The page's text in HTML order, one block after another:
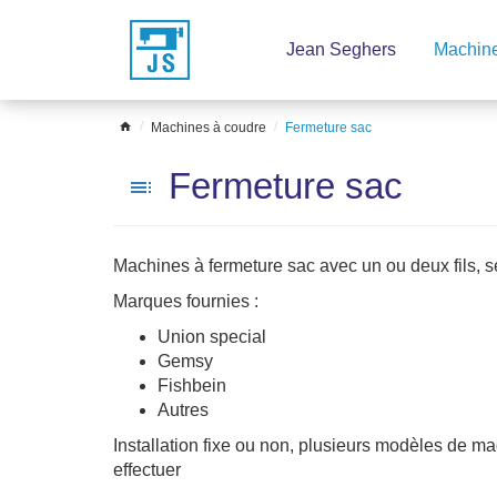
Passer
Jean Seghers
home Machines à coudre Fermeture sac
toc Fermeture sac
Machines à fermeture sac avec un ou deux fils,
Marques fournies :
Union special
Gemsy
Fishbein
Autres
Installation fixe ou non, plusieurs modèles de
effectuer